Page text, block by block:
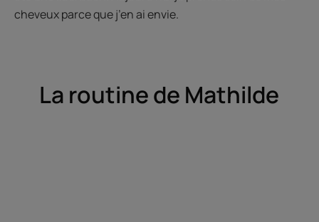
cheveux parce que j’en ai envie.
La routine de Mathilde